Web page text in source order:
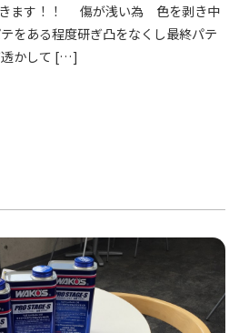
きます！！ 傷が浅い為 色を剥き中
をある程度研ぎ凸をなくし最終パテ
透かして […]